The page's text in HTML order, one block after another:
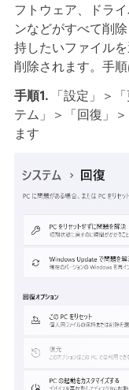
フトウェア、ドラ
ンなどがすべて削
持したいファイル
削除されます。手
手順1.
「設定」＞
テム」＞「回復」
ます